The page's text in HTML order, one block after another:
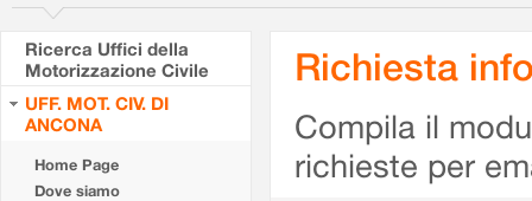
Ricerca Uffici della
Motorizzazione Civile
UFF. MOT. CIV. DI
ANCONA
Home Page
Dove siamo
Richiesta
Compila il
richieste per